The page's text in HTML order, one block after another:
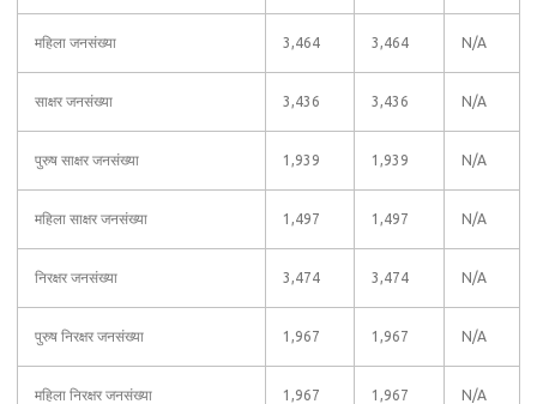
महिला जनसंख्या 3,464 3,464 N/A
साक्षर जनसंख्या 3,436 3,436 N/A
पुरुष साक्षर जनसंख्या 1,939 1,939 N/A
महिला साक्षर जनसंख्या 1,497 1,497 N/A
निरक्षर जनसंख्या 3,474 3,474 N/A
पुरुष निरक्षर जनसंख्या 1,967 1,967 N/A
महिला निरक्षर जनसंख्या 1,967 1,967 N/A